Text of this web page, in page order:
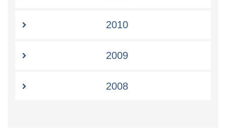
2010
2009
2008